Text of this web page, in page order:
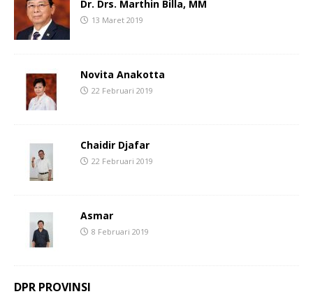
Dr. Drs. Marthin Billa, MM
13 Maret 2019
Novita Anakotta
22 Februari 2019
Chaidir Djafar
22 Februari 2019
Asmar
8 Februari 2019
DPR PROVINSI